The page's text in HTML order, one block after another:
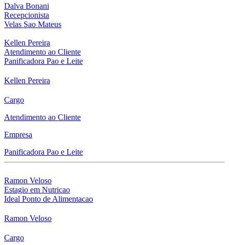
Dalva Bonani
Recepcionista
Velas Sao Mateus
Kellen Pereira
Atendimento ao Cliente
Panificadora Pao e Leite
Kellen Pereira
Cargo
Atendimento ao Cliente
Empresa
Panificadora Pao e Leite
Ramon Veloso
Estagio em Nutricao
Ideal Ponto de Alimentacao
Ramon Veloso
Cargo